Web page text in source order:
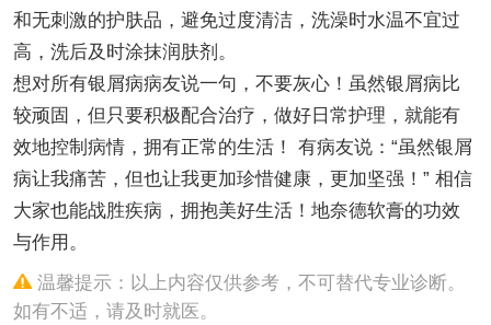
和无刺激的护肤品，避免过度清洁，洗澡时水温不宜过
高，洗后及时涂抹润肤剂。
想对所有银屑病病友说一句，不要灰心！虽然银屑病比
较顽固，但只要积极配合治疗，做好日常护理，就能有
效地控制病情，拥有正常的生活！ 有病友说：“虽然银屑
病让我痛苦，但也让我更加珍惜健康，更加坚强！” 相信
大家也能战胜疾病，拥抱美好生活！地奈德软膏的功效
与作用。
温馨提示：以上内容仅供参考，不可替代专业诊断。
如有不适，请及时就医。